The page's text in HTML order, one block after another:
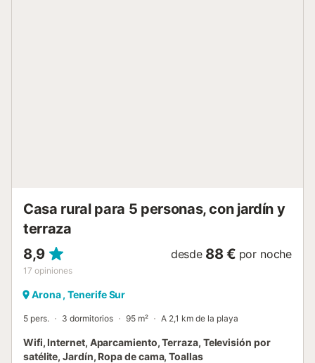
Casa rural para 5 personas, con jardín y
terraza
8,9
17 opiniones
desde 88 € por noche
Arona , Tenerife Sur
5 pers. 3 dormitorios 95 m² A 2,1 km de la playa
Wifi, Internet, Aparcamiento, Terraza, Televisión por
satélite, Jardín, Ropa de cama, Toallas